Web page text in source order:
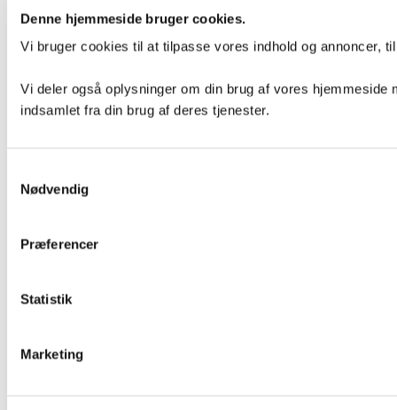
Denne hjemmeside bruger cookies.
Vi bruger cookies til at tilpasse vores indhold og annoncer,
Vi deler også oplysninger om din brug af vores
indsamlet fra din brug af deres tjenester.
Nødvendig
Præferencer
Statistik
Marketing